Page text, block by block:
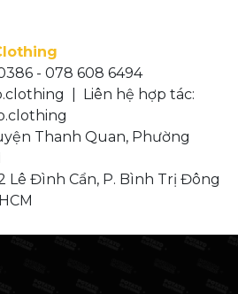
- 078 608 6494
| Liên hệ hợp tác:
Thanh Quan, Phường
Lê Đình Cẩn, P. Bình Trị Đông